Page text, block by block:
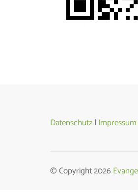
Datenschutz| Impressum
© Copyright 2026